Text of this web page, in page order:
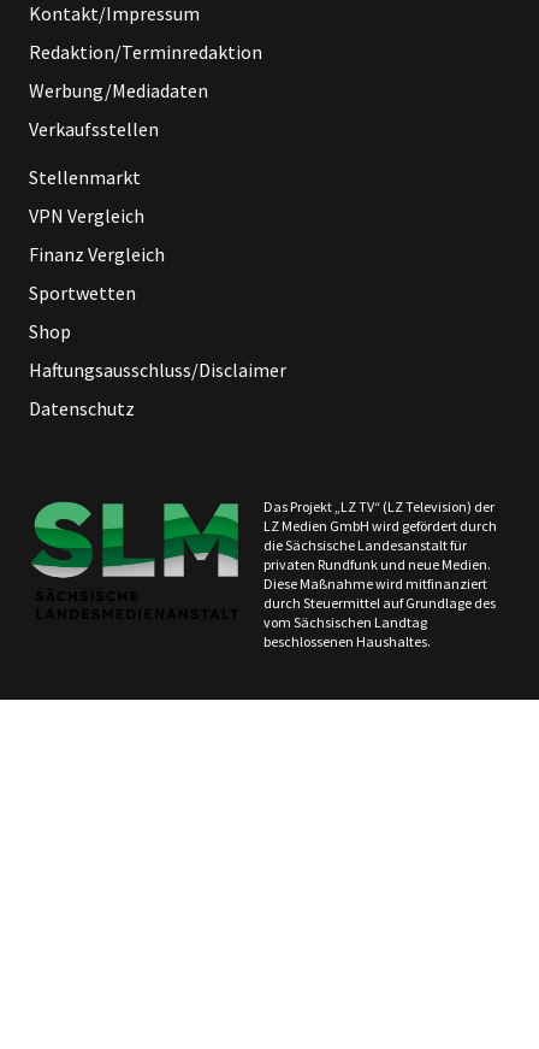
Kontakt/Impressum
Redaktion/Terminredaktion
Werbung/Mediadaten
Verkaufsstellen
Stellenmarkt
VPN Vergleich
Finanz Vergleich
Sportwetten
Shop
Haftungsausschluss/Disclaimer
Datenschutz
Das Projekt „LZ TV“ (LZ Television) der
LZ Medien GmbH wird gefördert durch
die Sächsische Landesanstalt für
privaten Rundfunk und neue Medien.
Diese Maßnahme wird mitfinanziert
durch Steuermittel auf Grundlage des
vom Sächsischen Landtag
beschlossenen Haushaltes.